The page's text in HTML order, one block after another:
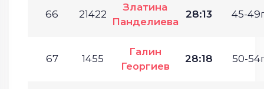
66 21422
Златина
Панделиева
28:13 45-
67 1455
Галин
Георгиев
28:18 50-